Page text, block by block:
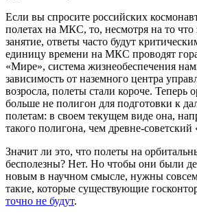
Если вы спросите российских
полетах на МКС, то, несмотря на то что
занятие, ответы часто будут
единицу времени на МКС проводят
«Мире», система жизнеобеспечения
зависимость от наземного центра
возросла, полеты стали короче. Теперь
больше не полигон для подготовки к
полетам: в своем текущем виде она,
такого полигона, чем древне-
Значит ли это, что полеты на
бесполезны? Нет. Но чтобы они были
новым в научном смысле, нужны
такие, которые существующие
точно не будут.